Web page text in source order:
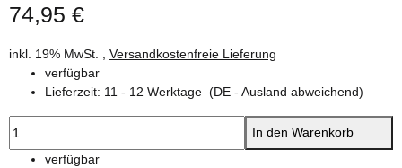
74,95 €
inkl. 19% MwSt. , Versandkostenfreie Lieferung
verfügbar
Lieferzeit: 11 - 12 Werktage (DE - Ausland abweichend)
In den Warenkorb
verfügbar